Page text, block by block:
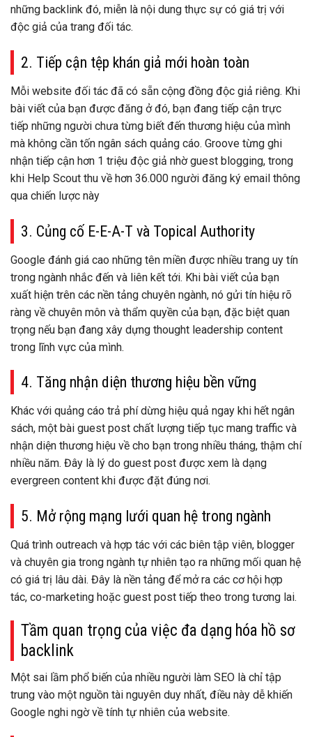
những backlink đó, miễn là nội dung thực sự có giá trị với
độc giả của trang đối tác.
2. Tiếp cận tệp khán giả mới hoàn toàn
Mỗi website đối tác đã có sẵn cộng đồng độc giả riêng. Khi
bài viết của bạn được đăng ở đó, bạn đang tiếp cận trực
tiếp những người chưa từng biết đến thương hiệu của mình
mà không cần tốn ngân sách quảng cáo. Groove từng ghi
nhận tiếp cận hơn 1 triệu độc giả nhờ guest blogging, trong
khi Help Scout thu về hơn 36.000 người đăng ký email thông
qua chiến lược này
3. Củng cố E-E-A-T và Topical Authority
Google đánh giá cao những tên miền được nhiều trang uy tín
trong ngành nhắc đến và liên kết tới. Khi bài viết của bạn
xuất hiện trên các nền tảng chuyên ngành, nó gửi tín hiệu rõ
ràng về chuyên môn và thẩm quyền của bạn, đặc biệt quan
trọng nếu bạn đang xây dựng thought leadership content
trong lĩnh vực của mình.
4. Tăng nhận diện thương hiệu bền vững
Khác với quảng cáo trả phí dừng hiệu quả ngay khi hết ngân
sách, một bài guest post chất lượng tiếp tục mang traffic và
nhận diện thương hiệu về cho bạn trong nhiều tháng, thậm chí
nhiều năm. Đây là lý do guest post được xem là dạng
evergreen content khi được đặt đúng nơi.
5. Mở rộng mạng lưới quan hệ trong ngành
Quá trình outreach và hợp tác với các biên tập viên, blogger
và chuyên gia trong ngành tự nhiên tạo ra những mối quan hệ
có giá trị lâu dài. Đây là nền tảng để mở ra các cơ hội hợp
tác, co-marketing hoặc guest post tiếp theo trong tương lai.
Tầm quan trọng của việc đa dạng hóa hồ sơ
backlink
Một sai lầm phổ biến của nhiều người làm SEO là chỉ tập
trung vào một nguồn tài nguyên duy nhất, điều này dễ khiến
Google nghi ngờ về tính tự nhiên của website.